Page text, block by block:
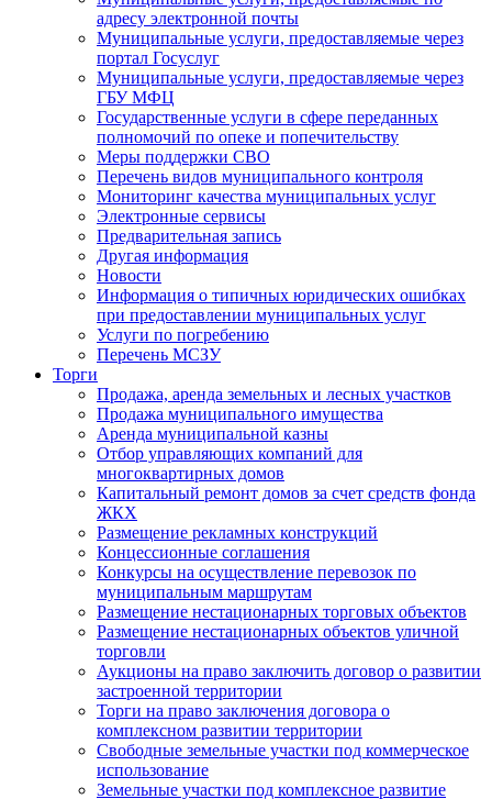
адресу электронной почты
Муниципальные услуги, предоставляемые через
портал Госуслуг
Муниципальные услуги, предоставляемые через
ГБУ МФЦ
Государственные услуги в сфере переданных
полномочий по опеке и попечительству
Меры поддержки СВО
Перечень видов муниципального контроля
Мониторинг качества муниципальных услуг
Электронные сервисы
Предварительная запись
Другая информация
Новости
Информация о типичных юридических ошибках
при предоставлении муниципальных услуг
Услуги по погребению
Перечень МСЗУ
Торги
Продажа, аренда земельных и лесных участков
Продажа муниципального имущества
Аренда муниципальной казны
Отбор управляющих компаний для
многоквартирных домов
Капитальный ремонт домов за счет средств фонда
ЖКХ
Размещение рекламных конструкций
Концессионные соглашения
Конкурсы на осуществление перевозок по
муниципальным маршрутам
Размещение нестационарных торговых объектов
Размещение нестационарных объектов уличной
торговли
Аукционы на право заключить договор о развитии
застроенной территории
Торги на право заключения договора о
комплексном развитии территории
Свободные земельные участки под коммерческое
использование
Земельные участки под комплексное развитие